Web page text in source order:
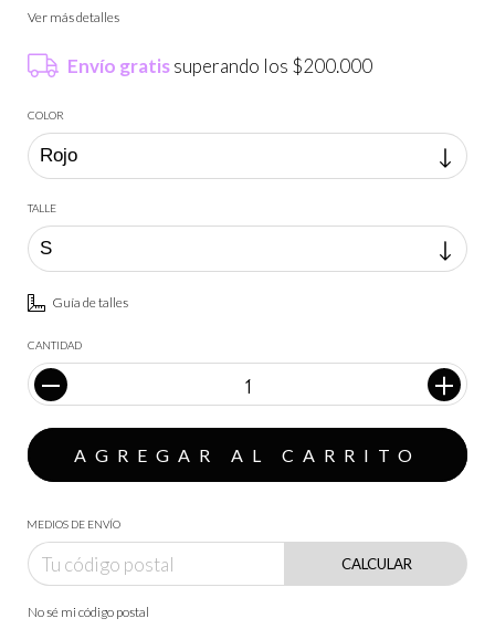
Ver más detalles
Envío gratissuperando los $200.000
COLOR
TALLE
Guía de talles
CANTIDAD
MEDIOS DE ENVÍO
CALCULAR
No sé mi código postal